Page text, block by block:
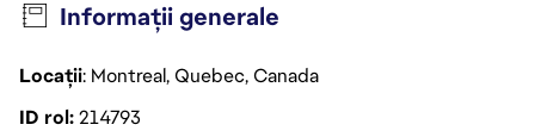
Informații generale
Locații: Montreal, Quebec, Canada
ID rol214793